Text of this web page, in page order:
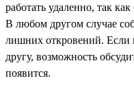
работать удаленно, так
В любом другом случае
лишних откровений.
другу, возможность
появится.